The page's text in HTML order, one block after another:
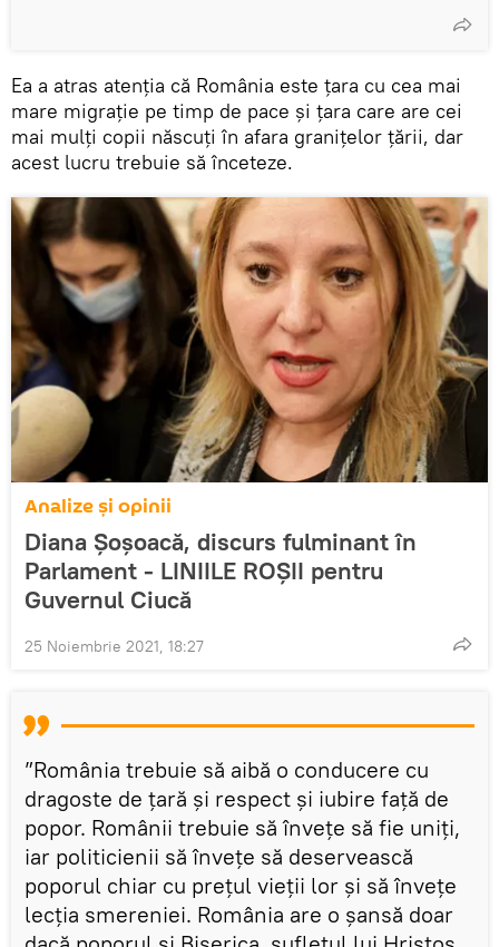
Ea a atras atenția că România este țara cu cea mai
mare migrație pe timp de pace și țara care are cei
mai mulți copii născuți în afara granițelor țării, dar
acest lucru trebuie să înceteze.
Analize și opinii
Diana Șoșoacă, discurs fulminant în
Parlament - LINIILE ROȘII pentru
Guvernul Ciucă
25 Noiembrie 2021, 18:27
”România trebuie să aibă o conducere cu
dragoste de țară și respect și iubire față de
popor. Românii trebuie să învețe să fie uniți,
iar politicienii să învețe să deservească
poporul chiar cu prețul vieții lor și să învețe
lecția smereniei. România are o șansă doar